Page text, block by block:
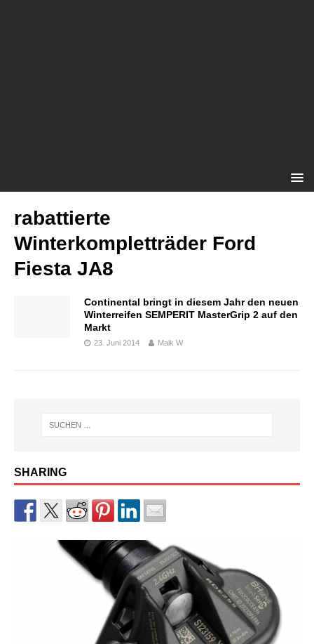
rabattierte
Winterkompletträder Ford
Fiesta JA8
Continental bringt in diesem Jahr den neuen
Winterreifen SEMPERIT MasterGrip 2 auf den
Markt
23. Juni 2014 Maik W
SHARING